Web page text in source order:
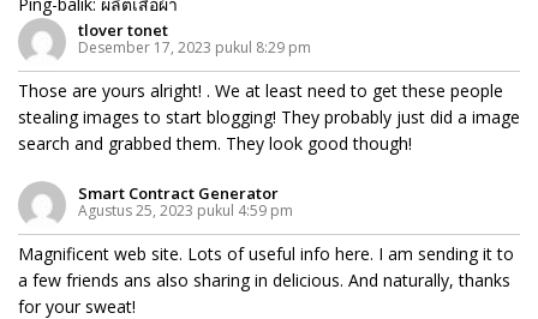
tlover tonet
Desember 17, 2023 pukul 8:29 pm
Those are yours alright! . We at least need to get these people
stealing images to start blogging! They probably just did a image
search and grabbed them. They look good though!
Smart Contract Generator
Agustus 25, 2023 pukul 4:59 pm
Magnificent web site. Lots of useful info here. I am sending it to
a few friends ans also sharing in delicious. And naturally, thanks
for your sweat!